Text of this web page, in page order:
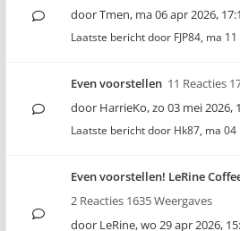
doorTmen, ma 06 apr 2026,
Laatste bericht door FJP84, ma
Even voorstellen 11 Reacties
door HarrieKo,zo 03 mei 2026,
Laatste bericht door Hk87, ma 04
Even voorstellen! LeRine
2 Reacties 1635 Weergaves
door LeRine,wo 29 apr 2026,